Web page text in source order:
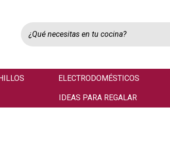
ELECTRODOMÉSTICOS
IDEAS PARA REGALAR